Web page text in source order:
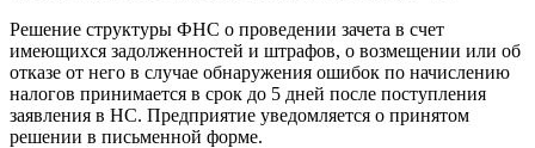
Решение структуры ФНС о проведении зачета в счет
имеющихся задолженностей и штрафов, о возмещении или об
отказе от него в случае обнаружения ошибок по начислению
налогов принимается в срок до 5 дней после поступления
заявления в НС. Предприятие уведомляется о принятом
решении в письменной форме.